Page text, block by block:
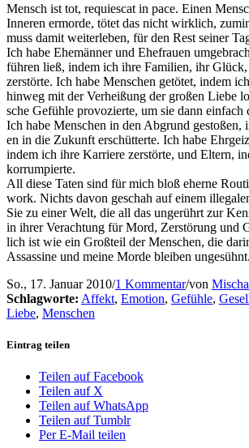
Mensch ist tot, requies­cat in pace. Einen
Inne­ren ermor­de, tötet das nicht wirk­lich,
muss damit wei­ter­le­ben, für den Rest sei­ner
Ich habe Ehe­män­ner und Ehe­frau­en
füh­ren ließ, indem ich ihre Fami­li­en, ihr
zer­stör­te. Ich habe Men­schen getö­tet, indem
hin­weg mit der Ver­hei­ßung der gro­ßen Lie­be
sche Gefüh­le pro­vo­zier­te, um sie dann ein­fach
Ich habe Men­schen in den Abgrund
en in die Zukunft erschüt­ter­te. Ich habe
indem ich ihre Kar­rie­re zer­stör­te, und Eltern,
korrumpierte.
All die­se Taten sind für mich bloß eher­ne
work. Nichts davon geschah auf einem
Sie zu einer Welt, die all das unge­rührt zur
in ihrer Ver­ach­tung für Mord, Zer­stö­rung und
lich ist wie ein Groß­teil der Men­schen, die
Ass­as­si­ne und mei­ne Mor­de blei­ben ungesühnt.
So., 17. Januar 2010/1 Kommentar/von Mischa
Schlagworte: Affekt, Emotion, Gefühle,
Liebe, Menschen
Eintrag teilen
Teilen auf Facebook
Teilen auf X
Teilen auf WhatsApp
Teilen auf Tumblr
Per E-Mail teilen